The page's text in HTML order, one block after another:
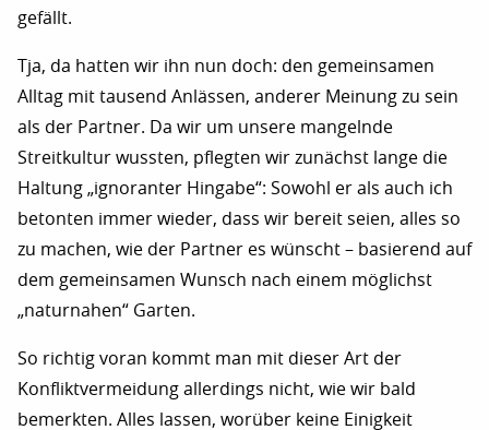
gefällt.
Tja, da hatten wir ihn nun doch: den gemeinsamen
Alltag mit tausend Anlässen, anderer Meinung zu sein
als der Partner. Da wir um unsere mangelnde
Streitkultur wussten, pflegten wir zunächst lange die
Haltung „ignoranter Hingabe“: Sowohl er als auch ich
betonten immer wieder, dass wir bereit seien, alles so
zu machen, wie der Partner es wünscht – basierend auf
dem gemeinsamen Wunsch nach einem möglichst
„naturnahen“ Garten.
So richtig voran kommt man mit dieser Art der
Konfliktvermeidung allerdings nicht, wie wir bald
bemerkten. Alles lassen, worüber keine Einigkeit